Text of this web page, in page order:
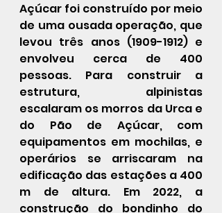
Açúcar foi construído por meio
de uma ousada operação, que
levou três anos (1909-1912) e
envolveu cerca de 400
pessoas. Para construir a
estrutura, alpinistas
escalaram os morros da Urca e
do Pão de Açúcar, com
equipamentos em mochilas, e
operários se arriscaram na
edificação das estações a 400
m de altura. Em 2022, a
construção do bondinho do